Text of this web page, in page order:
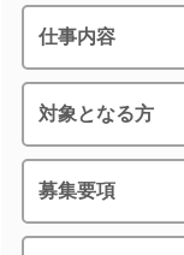
仕事内容
対象となる方
募集要項